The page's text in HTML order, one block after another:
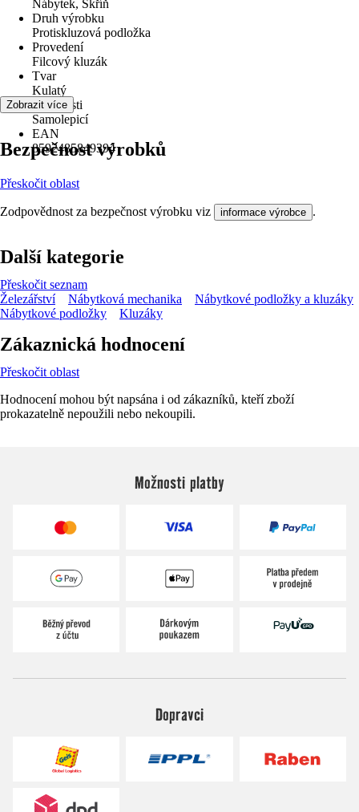
Nábytek, Skříň
Druh výrobku
Protiskluzová podložka
Provedení
Filcový kluzák
Tvar
Kulatý
Vlastnosti
Samolepicí
EAN
8592485849394
Zobrazit více
Bezpečnost výrobků
Přeskočit oblast
Zodpovědnost za bezpečnost výrobku viz informace výrobce .
Další kategorie
Přeskočit seznam
Železářství
Nábytková mechanika
Nábytkové podložky a kluzáky
Nábytkové podložky
Kluzáky
Zákaznická hodnocení
Přeskočit oblast
Hodnocení mohou být napsána i od zákazníků, kteří zboží
prokazatelně nepoužili nebo nekoupili.
Možnosti platby
Dopravci